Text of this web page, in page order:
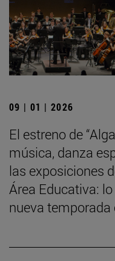
09 | 01 | 2026
El estreno de
música, danza
las exposiciones
Área Educativa:
nueva temporada